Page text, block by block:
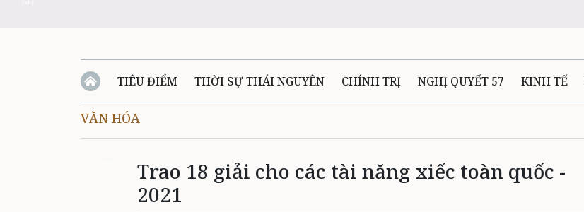
TIÊU ĐIỂM THỜI SỰ THÁI NGUYÊN CHÍNH TRỊ NGHỊ QUYẾT 57 KINH TẾ
QUỐC PHÒNG - AN NINH
QUÊ HƯƠNG - ĐẤT NƯỚC QUỐC TẾ TÀI NGUYÊN - MÔI TRƯỜNG THỂ THAO
VĂN HÓA
Trao 18 giải cho các tài năng xiếc toàn quốc -
2021